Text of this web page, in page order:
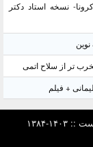
نسخه استاد دکتر
تر از سلاح اتمی
+ فیلم
۱۳۸۴